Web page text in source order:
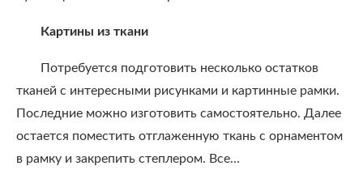
Картины из ткани
Потребуется подготовить несколько остатков
тканей с интересными рисунками и картинные рамки.
Последние можно изготовить самостоятельно. Далее
остается поместить отглаженную ткань с орнаментом
в рамку и закрепить степлером. Все…